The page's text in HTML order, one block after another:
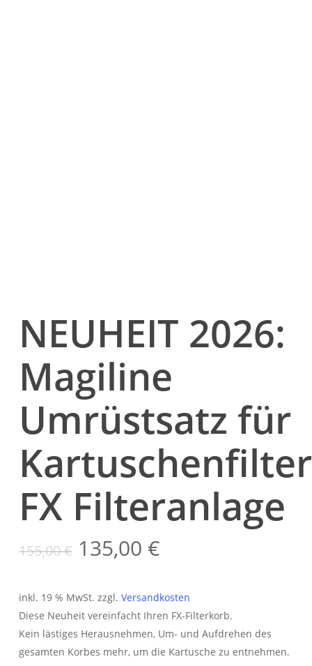
NEUHEIT 2026:
Magiline
Umrüstsatz für
FX Filteranlage
155,00€ Ursprünglicher
Preis
war:
155,00 €
135,00 €Aktueller
ist:
135,00 €.
inkl. 19 % MwSt. zzgl. Versandkosten
Diese Neuheit vereinfacht Ihren FX-Filterkorb.
Kein lästiges Herausnehmen, Um- und Aufdrehen des
gesamten Korbes mehr, um die Kartusche zu entnehmen.